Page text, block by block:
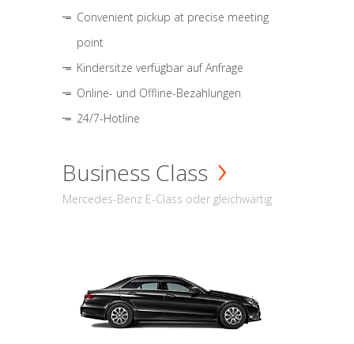
Convenient pickup at precise meeting
point
Kindersitze verfügbar auf Anfrage
Online- und Offline-Bezahlungen
24/7-Hotline
Business Class
Mercedes-Benz E-Class oder gleichwärtig